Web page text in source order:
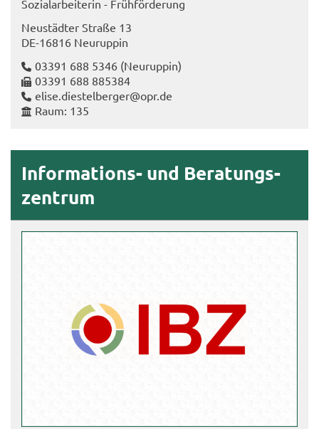
So­zi­al­ar­bei­te­rin - Früh­för­de­rung
Neu­städ­ter Stra­ße 13
DE-​16816 Neu­rup­pin
03391 688 5346 (Neu­rup­pin)
03391 688 885384
elise.die­st­el­ber­ger@opr.de
Raum: 135
Informations-​ und Be­ra­tungs­
zen­trum